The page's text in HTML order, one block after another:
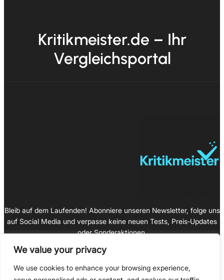
We value your privacy
We use cookies to enhance your browsing experience,
Kritikmeister.de – Ihr
Vergleichsportal
Bleib auf dem Laufenden! Abonniere unseren Newsletter, folge uns
auf Social Media und verpasse keine neuen Tests, Preis‑Updates
oder Sonderaktionen.